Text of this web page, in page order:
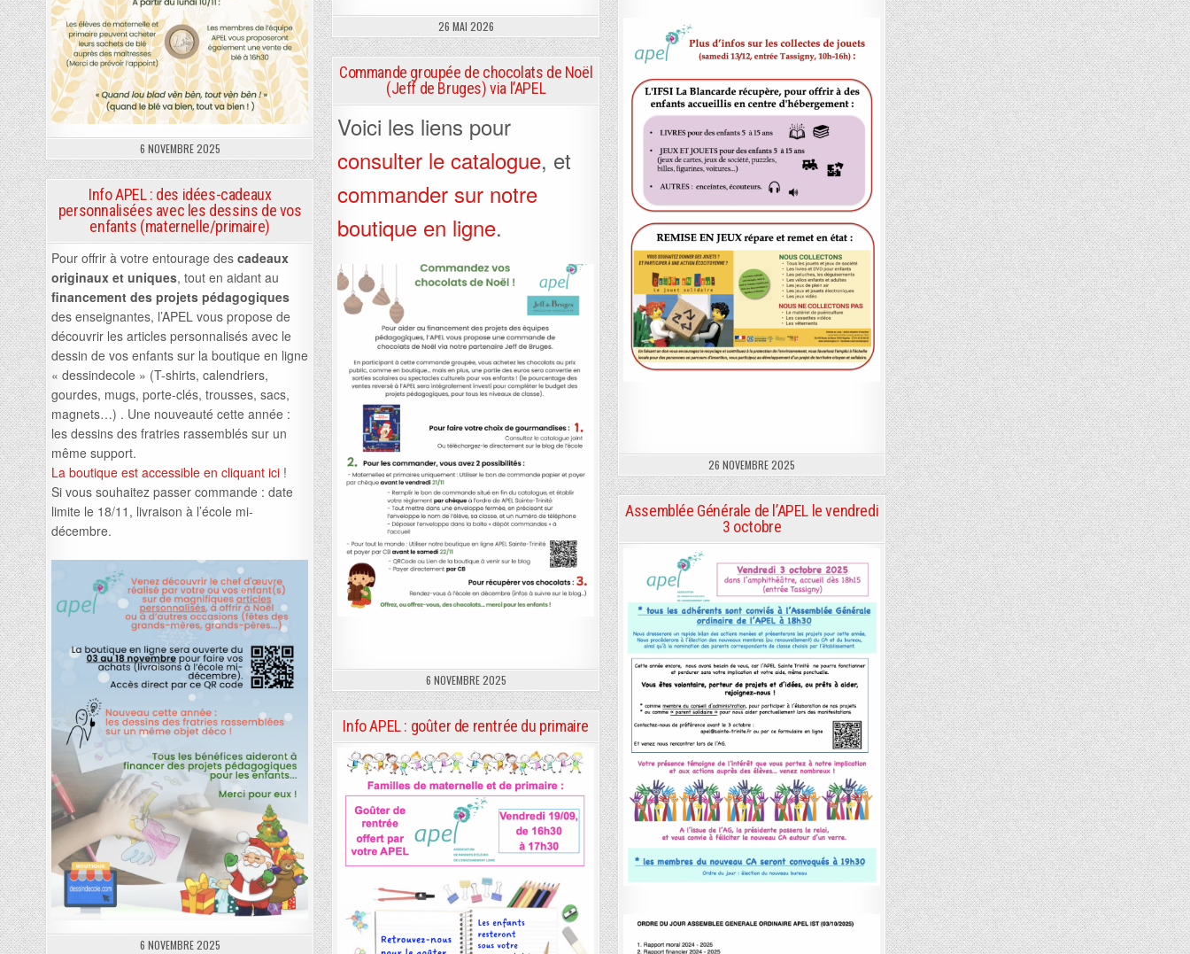
26 MAI 2026
26 NOVEMBRE 2025
6 NOVEMBRE 2025
Commande groupée de chocolats de Noël
(Jeff de Bruges) via l’APEL
Voici les liens pour
consulter le catalogue, et
commander sur notre
boutique en ligne.
6 NOVEMBRE 2025
Info APEL : des idées-cadeaux
personnalisées avec les dessins de vos
enfants (maternelle/primaire)
Pour offrir à votre entourage descadeaux
originaux et uniques, tout en aidant au
financement des projets pédagogiques
des enseignantes, l’APEL vous propose de
découvrir les articles personnalisés avec le
dessin de vos enfants sur la boutique en ligne
« dessindecole » (T-shirts, calendriers,
gourdes, mugs, porte-clés, trousses, sacs,
magnets…) . Une nouveauté cette année :
les dessins des fratries rassemblés sur un
même support.
La boutique est accessible en cliquant ici !
Si vous souhaitez passer commande : date
limite le 18/11, livraison à l’école mi-
décembre.
6 NOVEMBRE 2025
Assemblée Générale de l’APEL le vendredi
3 octobre
Info APEL : goûter de rentrée du primaire